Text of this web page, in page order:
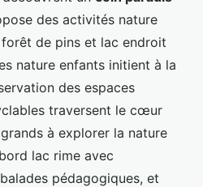
des activités nature
de pins et lac endroit
nature enfants initient à la
des espaces
traversent le cœur
à explorer la nature
lac rime avec
pédagogiques, et